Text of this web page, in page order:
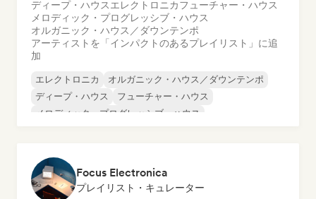
ディープ・ハウスエレクトロニカフューチャー・ハウス
メロディック・プログレッシブ・ハウス
オルガニック・ハウス／ダウンテンポ
アーティストを「インパクトのあるプレイリスト」に追
加
エレクトロニカ
オルガニック・ハウス／ダウンテンポ
ディープ・ハウス
フューチャー・ハウス
メロディック・プログレッシブ・ハウス
Focus Electronica
プレイリスト・キュレーター